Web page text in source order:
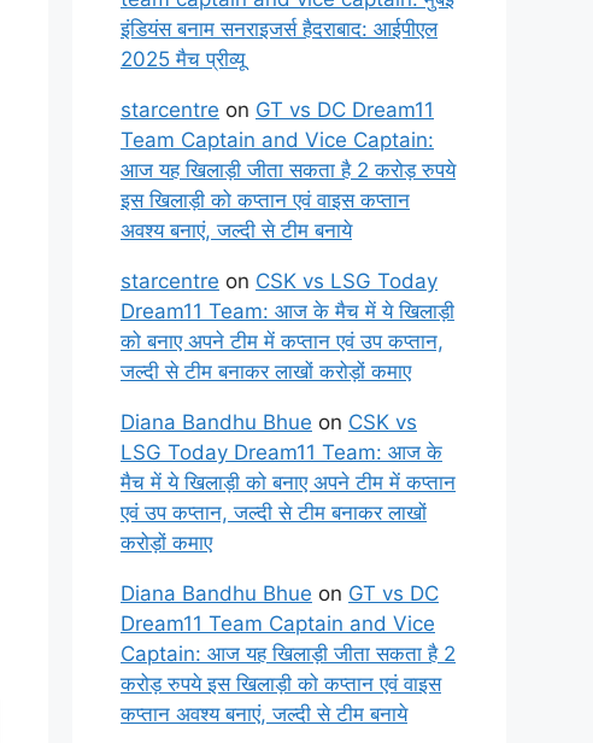
इंडियंस बनाम सनराइजर्स हैदराबाद: आईपीएल
2025 मैच प्रीव्यू
starcentre on GT vs DC Dream11
Team Captain and Vice Captain:
आज यह खिलाड़ी जीता सकता है 2 करोड़ रुपये
इस खिलाड़ी को कप्तान एवं वाइस कप्तान
अवश्य बनाएं, जल्दी से टीम बनाये
starcentre on CSK vs LSG Today
Dream11 Team: आज के मैच में ये खिलाड़ी
को बनाए अपने टीम में कप्तान एवं उप कप्तान,
जल्दी से टीम बनाकर लाखों करोड़ों कमाए
Diana Bandhu Bhue on CSK vs
LSG Today Dream11 Team: आज के
मैच में ये खिलाड़ी को बनाए अपने टीम में कप्तान
एवं उप कप्तान, जल्दी से टीम बनाकर लाखों
करोड़ों कमाए
Diana Bandhu Bhue on GT vs DC
Dream11 Team Captain and Vice
Captain: आज यह खिलाड़ी जीता सकता है 2
करोड़ रुपये इस खिलाड़ी को कप्तान एवं वाइस
कप्तान अवश्य बनाएं, जल्दी से टीम बनाये